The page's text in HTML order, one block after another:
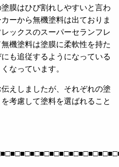
膜はひび割れしやすいと言わ
ーから無機塗料は出ておりま
ックスのスーパーセランフレ
機塗料は塗膜に柔軟性を持た
も追従するようになっている
なっています。
えしましたが、それぞれの塗
考慮して塗料を選ばれること